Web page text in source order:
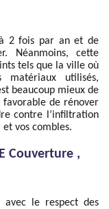
2 fois par an et de
Néanmoins, cette
tels que la ville où
utilisés,
beaucoup mieux de
de rénover
contre l’infiltration
vos combles.
Couverture ,
le respect des